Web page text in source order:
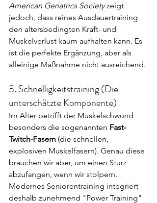
American Geriatrics Society zeigt
jedoch, dass reines Ausdauertraining
den altersbedingten Kraft- und
Muskelverlust kaum aufhalten kann. Es
ist die perfekte Ergänzung, aber als
alleinige Maßnahme nicht ausreichend.
3. Schnelligkeitstraining (Die
unterschätzte Komponente)
Im Alter betrifft der Muskelschwund
besonders die sogenannten Fast-
Twitch-Fasern (die schnellen,
explosiven Muskelfasern). Genau diese
brauchen wir aber, um einen Sturz
abzufangen, wenn wir stolpern.
Modernes Seniorentraining integriert
deshalb zunehmend "Power Training"